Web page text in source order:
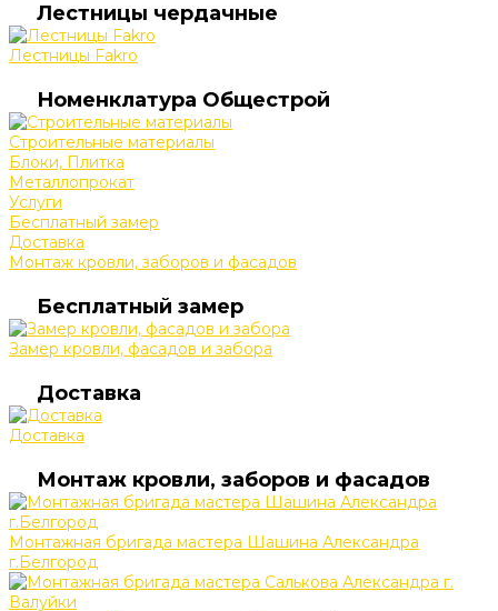
Лестницы чердачные
Лестницы Fakro
Номенклатура Общестрой
Строительные материалы
Блоки, Плитка
Металлопрокат
Услуги
Бесплатный замер
Доставка
Монтаж кровли, заборов и фасадов
Бесплатный замер
Замер кровли, фасадов и забора
Доставка
Доставка
Монтаж кровли, заборов и фасадов
Монтажная бригада мастера Шашина Александра
г.Белгород